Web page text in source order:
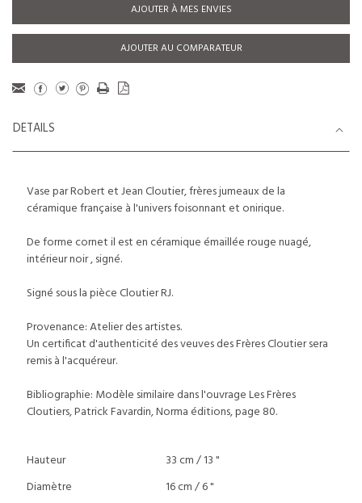
AJOUTER À MES ENVIES
AJOUTER AU COMPARATEUR
DETAILS
Vase par Robert et Jean Cloutier, frères jumeaux de la
céramique française à l'univers foisonnant et onirique.
De forme cornet il est en céramique émaillée rouge nuagé,
intérieur noir , signé.
Signé sous la pièce Cloutier RJ.
Provenance: Atelier des artistes.
Un certificat d'authenticité des veuves des Frères Cloutier sera
remis à l'acquéreur.
Bibliographie: Modèle similaire dans l'ouvrage Les Frères
Cloutiers, Patrick Favardin, Norma éditions, page 80.
Hauteur
33 cm / 13 "
Diamètre
16 cm / 6 "